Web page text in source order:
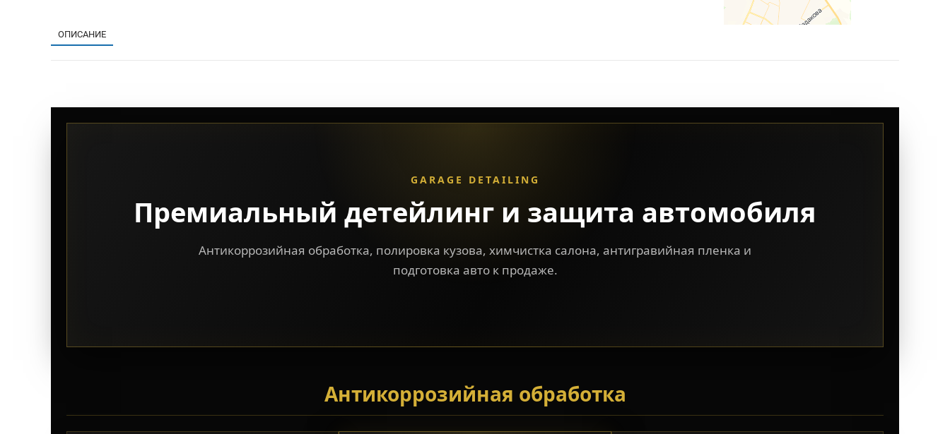
ОПИСАНИЕ
GARAGE DETAILING
Премиальный детейлинг и защита автомобиля
Антикоррозийная обработка, полировка кузова, химчистка салона, антигравийная пленка и
подготовка авто к продаже.
Антикоррозийная обработка